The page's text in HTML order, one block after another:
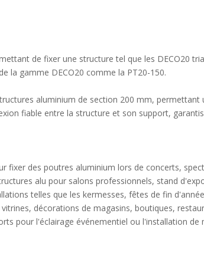
de fixer une structure tel que les DECO20
la gamme DECO20 comme la PT20-150.
aluminium de section 200 mm,
fiable entre la structure et son support,
fixer des poutres aluminium lors de concerts,
alu pour salons professionnels, stand
telles que les kermesses, fêtes de fin
décorations de magasins, boutiques,
pour l'éclairage événementiel ou l'installation